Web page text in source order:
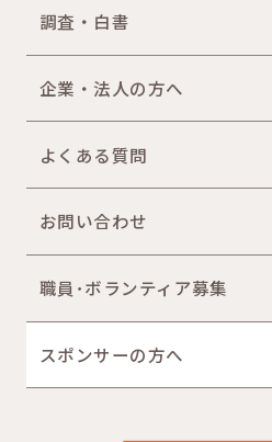
調査・白書
企業・法人の方へ
よくある質問
お問い合わせ
職員･ボランティア募集
スポンサーの方へ